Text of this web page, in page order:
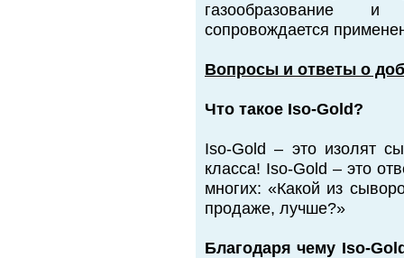
газообразование
сопровождается
Вопросы и ответы о
Что такое Iso-Gold?
Iso-Gold – это изолят
класса! Iso-Gold – это
многих: «Какой из
продаже, лучше?»
Благодаря чему Iso-